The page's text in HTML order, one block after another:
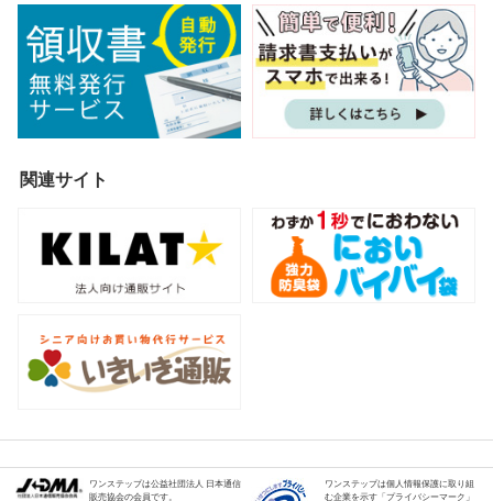
関連サイト
ワンステップは公益社団法人 日本通信
販売協会の会員です。
ワンステップは個人情報保護に取り組
む企業を示す「プライバシーマーク」